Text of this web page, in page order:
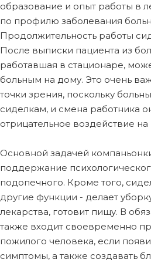
образование и опыт работы в
по профилю заболевания
Продолжительность работы
После выписки пациента из
работавшая в стационаре,
больным на дому. Это очень
точки зрения, поскольку
сиделкам, и смена работника
отрицательное воздействие на
Основной задачей
поддержание
подопечного. Кроме того,
другие функции - делает
лекарства, готовит пищу. В
также входит своевременно
пожилого человека, если
симптомы, а также создавать